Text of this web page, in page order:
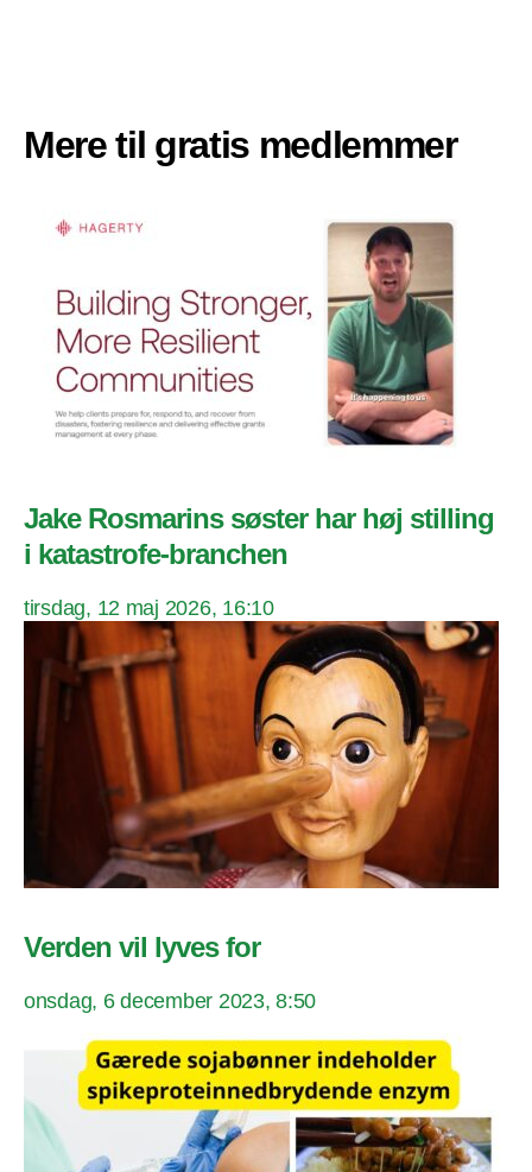
Mere til gratis medlemmer
Jake Rosmarins søster har høj stilling
i katastrofe-branchen
tirsdag, 12 maj 2026, 16:10
Verden vil lyves for
onsdag, 6 december 2023, 8:50